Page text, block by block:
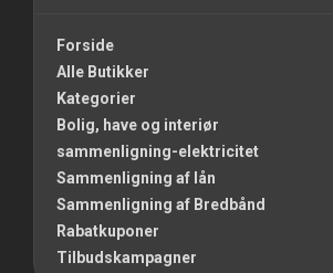
Forside
Alle Butikker
Kategorier
Bolig, have og interiør
sammenligning-elektricitet
Sammenligning af lån
Sammenligning af Bredbånd
Rabatkuponer
Tilbudskampagner